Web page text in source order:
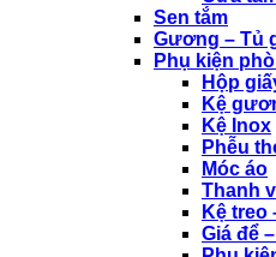
Sen tắm
Gương – Tủ
Phụ kiện
Hộp
Kệ
Kệ Inox
Phễu
Móc áo
Thanh
Kệ treo
Giá để